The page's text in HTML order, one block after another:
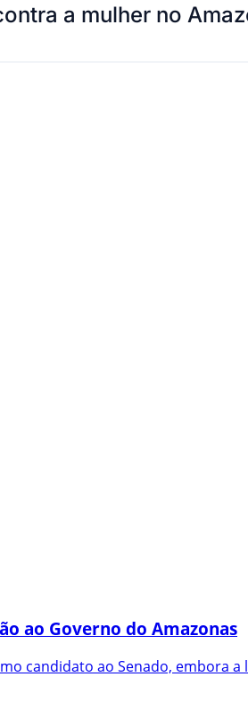
a mulher no
ao Governo do Amazonas
candidato ao Senado, embora